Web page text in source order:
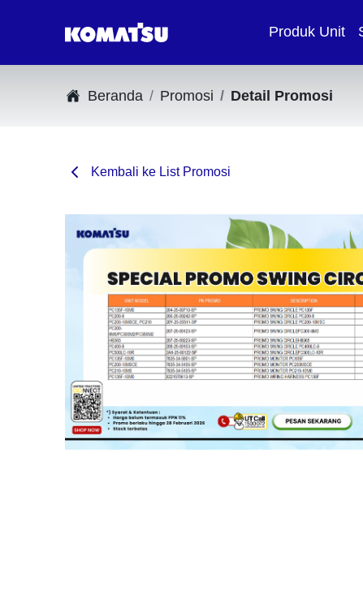
Produk Unit
Beranda Promosi Detail Promosi
Kembali ke List Promosi